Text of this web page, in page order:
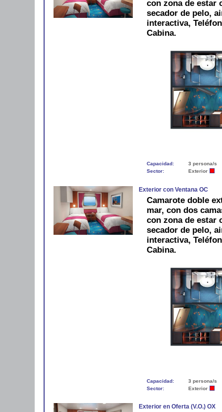
con zona de estar
secador de pelo,
interactiva,
Cabina.
Capacidad:
3 persona/s
Sector:
Exterior
Exterior con Ventana OC
Camarote doble
mar, con dos
con zona de estar
secador de pelo,
interactiva,
Cabina.
Capacidad:
3 persona/s
Sector:
Exterior
Exterior en Oferta (V.O.) OX